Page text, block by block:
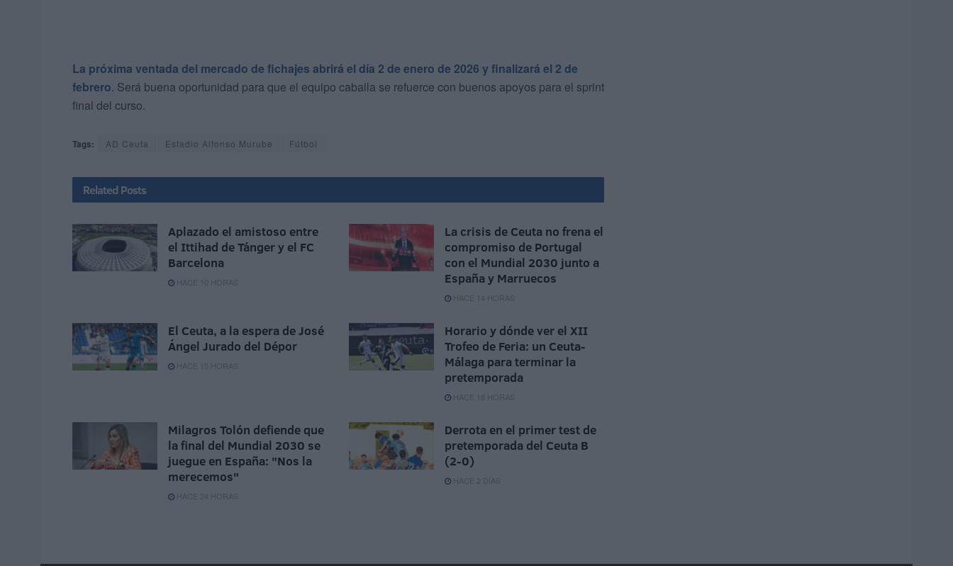
La próxima ventada del mercado de fichajes abrirá el día 2 de enero de 2026 y finalizará el 2 de
febrero. Será buena oportunidad para que el equipo caballa se refuerce con buenos apoyos para el sprint
final del curso.
Tags: AD Ceuta Estadio Alfonso Murube Fútbol
Related Posts
Aplazado el amistoso entre
el Ittihad de Tánger y el FC
Barcelona
HACE 10 HORAS
La crisis de Ceuta no frena el
compromiso de Portugal
con el Mundial 2030 junto a
España y Marruecos
HACE 14 HORAS
El Ceuta, a la espera de José
Ángel Jurado del Dépor
HACE 15 HORAS
Horario y dónde ver el XII
Trofeo de Feria: un Ceuta-
Málaga para terminar la
pretemporada
HACE 18 HORAS
Milagros Tolón defiende que
la final del Mundial 2030 se
juegue en España: "Nos la
merecemos"
HACE 24 HORAS
Derrota en el primer test de
pretemporada del Ceuta B
(2-0)
HACE 2 DÍAS